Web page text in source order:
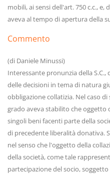
mobili, ai sensi dell'art. 750 c.c., e,
aveva al tempo di apertura della
Commento
(di Daniele Minussi)
Interessante pronunzia della
delle decisioni in tema di natura
obbligazione collatizia. Nel caso
grado aveva stabilito che oggetto
singoli beni facenti parte della
di precedente liberalità donativa.
nel senso che l'oggetto della
della società, come tale
partecipazione del socio,